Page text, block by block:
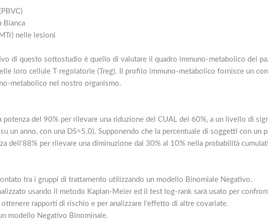
Bianca
nelle lesioni
di questo sottostudio è quello di valutare il quadro immuno-metabolico dei
loro cellule T regolatorie (Treg). Il profilo immuno-metabolico fornisce un
metabolico nel nostro organismo.
del 90% per rilevare una riduzione del CUAL del 60%, a un livello di
un anno, con una DS=5.0). Supponendo che la percentuale di soggetti con un
dell’88% per rilevare una diminuzione dal 30% al 10% nella probabilità
tra i gruppi di trattamento utilizzando un modello Binomiale Negativo.
usando il metodo Kaplan-Meier ed il test log-rank sarà usato per
rapporti di rischio e per analizzare l’effetto di altre covariate.
modello Negativo Binominale.